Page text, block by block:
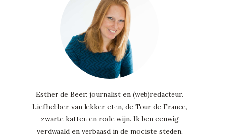
Esther de Beer: journalist en (web)redacteur.
Liefhebber van lekker eten, de Tour de France,
zwarte katten en rode wijn. Ik ben eeuwig
verdwaald en verbaasd in de mooiste steden,